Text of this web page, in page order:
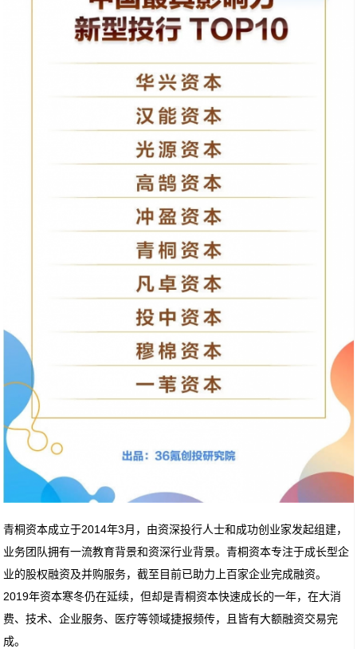
青桐资本成立于2014年3月，由资深投行人士和成功创业家发起组建，
业务团队拥有一流教育背景和资深行业背景。青桐资本专注于成长型企
业的股权融资及并购服务，截至目前已助力上百家企业完成融资。
2019年资本寒冬仍在延续，但却是青桐资本快速成长的一年，在大消
费、技术、企业服务、医疗等领域捷报频传，且皆有大额融资交易完
成。